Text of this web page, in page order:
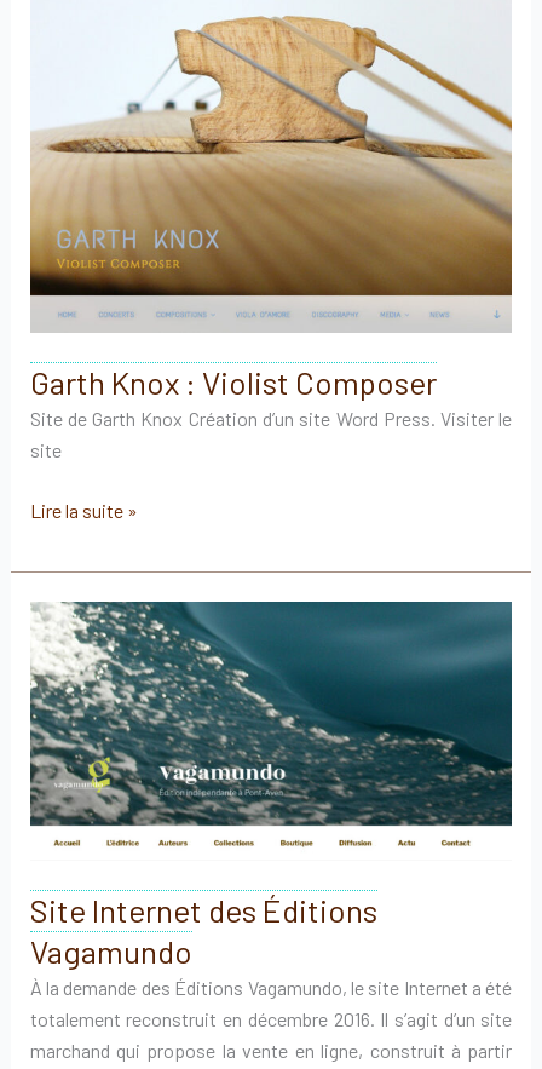
Garth Knox : Violist Composer
Site de Garth Knox Création d’un site Word Press. Visiter le
site
Garth
:
Violist
Composer
Lire la suite »
Site Internet des Éditions
Vagamundo
À la demande des Éditions Vagamundo, le site Internet a été
totalement reconstruit en décembre 2016. Il s’agit d’un site
marchand qui propose la vente en ligne, construit à partir